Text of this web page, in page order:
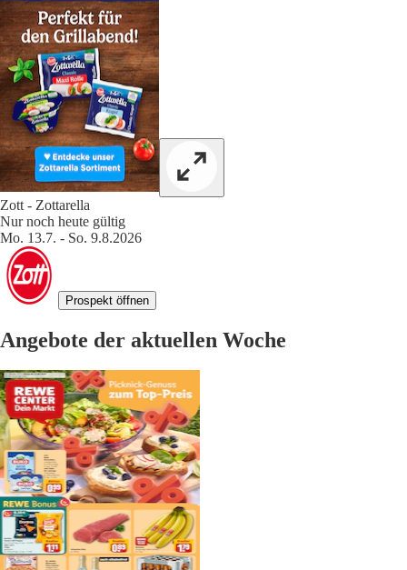
Zott - Zottarella
Nur noch heute gültig
Mo. 13.7. - So. 9.8.2026
Prospekt öffnen
Angebote der aktuellen Woche